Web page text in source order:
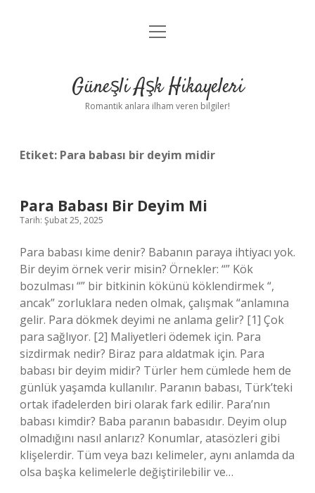
Anasayfa
Yasal Uyarı
menüyü
Güneşli Aşk Hikayeleri
Romantik anlara ilham veren bilgiler!
Etiket: Para babası bir deyim midir
Para Babası Bir Deyim Mi
Tarih: Şubat 25, 2025
Para babası kime denir? Babanın paraya ihtiyacı yok.
Bir deyim örnek verir misin? Örnekler: “” Kök
bozulması “” bir bitkinin kökünü köklendirmek “,
ancak” zorluklara neden olmak, çalışmak “anlamına
gelir. Para dökmek deyimi ne anlama gelir? [1] Çok
para sağlıyor. [2] Maliyetleri ödemek için. Para
sizdirmak nedir? Biraz para aldatmak için. Para
babası bir deyim midir? Türler hem cümlede hem de
günlük yaşamda kullanılır. Paranın babası, Türk’teki
ortak ifadelerden biri olarak fark edilir. Para’nın
babası kimdir? Baba paranın babasıdır. Deyim olup
olmadığını nasıl anlarız? Konumlar, atasözleri gibi
klişelerdir. Tüm veya bazı kelimeler, aynı anlamda da
olsa başka kelimelerle değiştirilebilir ve…